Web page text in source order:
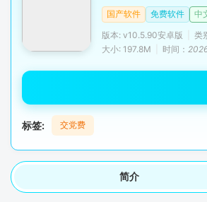
国产软件 免费软件
中
版本: v10.5.90安卓版
类
大小: 197.8M
时间：
标签: 交党费
简介